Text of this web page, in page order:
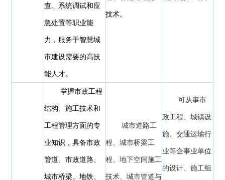
查、系统调试和应
急处置等职业能
力，服务于智慧城
市建设需要的高技
能人才。
技术。
掌握市政工程
结构、施工技术和
工程管理方面的专
业知识，具备市政
管道、市政道路、
城市桥梁、地铁、
城市道路工
程、城市桥梁工
程、地下空间施工
技术、城市管道与
可从事市
政工程、城镇设
施、交通运输行
业等企事业单位
的设计、施工组